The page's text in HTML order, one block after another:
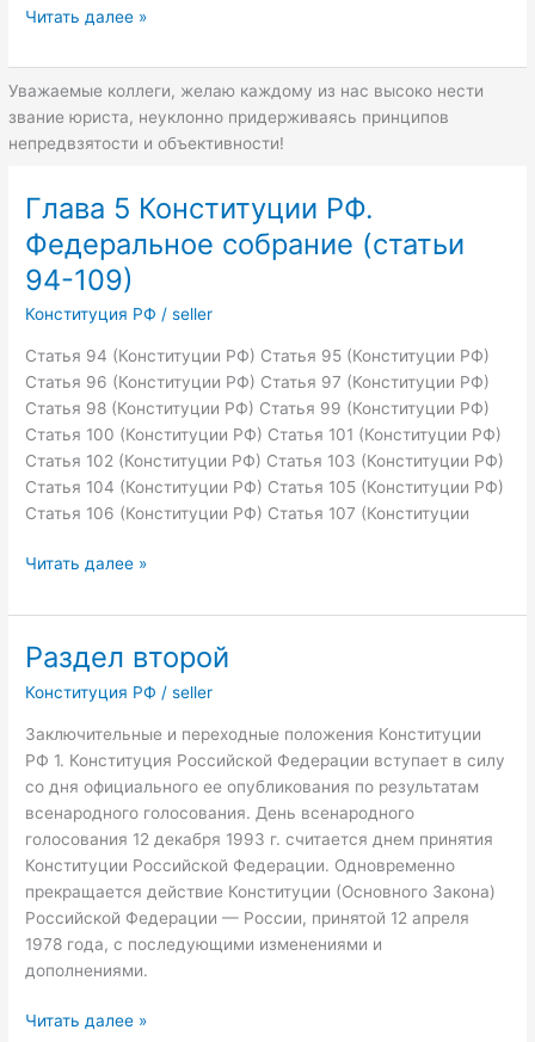
Глава
Конституции
РФ.
Правительство
Российской
(статьи
110-
117)
Читать далее »
Уважаемые коллеги, желаю каждому из нас высоко нести
звание юриста, неуклонно придерживаясь принципов
непредвзятости и объективности!
Глава 5 Конституции РФ.
Федеральное собрание (статьи
94-109)
Конституция РФ /seller
Статья 94 (Конституции РФ) Статья 95 (Конституции РФ)
Статья 96 (Конституции РФ) Статья 97 (Конституции РФ)
Статья 98 (Конституции РФ) Статья 99 (Конституции РФ)
Статья 100 (Конституции РФ) Статья 101 (Конституции РФ)
Статья 102 (Конституции РФ) Статья 103 (Конституции РФ)
Статья 104 (Конституции РФ) Статья 105 (Конституции РФ)
Статья 106 (Конституции РФ) Статья 107 (Конституции
Глава
Конституции
РФ.
Федеральное
собрание
94-
109)
Читать далее »
Раздел второй
Конституция РФ /seller
Заключительные и переходные положения Конституции
РФ 1. Конституция Российской Федерации вступает в силу
со дня официального ее опубликования по результатам
всенародного голосования. День всенародного
голосования 12 декабря 1993 г. считается днем принятия
Конституции Российской Федерации. Одновременно
прекращается действие Конституции (Основного Закона)
Российской Федерации — России, принятой 12 апреля
1978 года, с последующими изменениями и
дополнениями.
Раздел
Читать далее »